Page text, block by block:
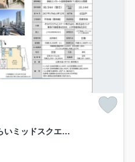
★仲介手数料無料★みなとみらいミッドスクエア ザ・タワーレジデンス